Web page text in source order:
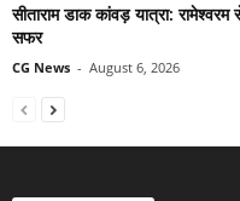
सीताराम डाक कांवड़ यात्रा:
सफर
CG News - August 6, 2026